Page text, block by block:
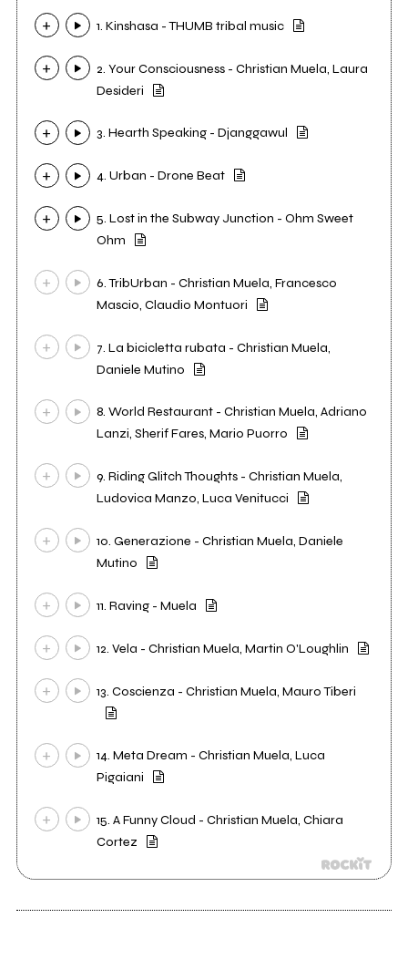
1. Kinshasa - THUMB tribal music
2. Your Consciousness - Christian Muela, Laura
Desideri
3. Hearth Speaking - Djanggawul
4. Urban - Drone Beat
5. Lost in the Subway Junction - Ohm Sweet
Ohm
6. TribUrban - Christian Muela, Francesco
Mascio, Claudio Montuori
7. La bicicletta rubata - Christian Muela,
Daniele Mutino
8. World Restaurant - Christian Muela, Adriano
Lanzi, Sherif Fares, Mario Puorro
9. Riding Glitch Thoughts - Christian Muela,
Ludovica Manzo, Luca Venitucci
10. Generazione - Christian Muela, Daniele
Mutino
11. Raving - Muela
12. Vela - Christian Muela, Martin O'Loughlin
13. Coscienza - Christian Muela, Mauro Tiberi
14. Meta Dream - Christian Muela, Luca
Pigaiani
15. A Funny Cloud - Christian Muela, Chiara
Cortez